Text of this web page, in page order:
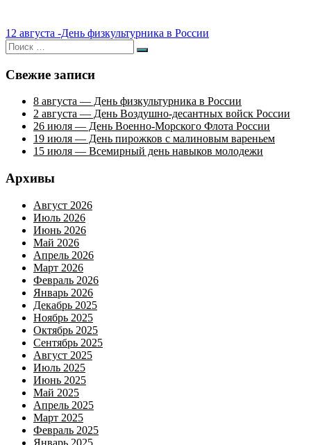
Навигация
по
записям
12 августа -День физкультурника в России
Искать:
Поиск
Свежие записи
8 августа — День физкультурника в России
2 августа — День Воздушно-десантных войск России
26 июля — День Военно-Морского Флота России
19 июля — День пирожков с малиновым вареньем
15 июля — Всемирный день навыков молодежи
Архивы
Август 2026
Июль 2026
Июнь 2026
Май 2026
Апрель 2026
Март 2026
Февраль 2026
Январь 2026
Декабрь 2025
Ноябрь 2025
Октябрь 2025
Сентябрь 2025
Август 2025
Июль 2025
Июнь 2025
Май 2025
Апрель 2025
Март 2025
Февраль 2025
Январь 2025